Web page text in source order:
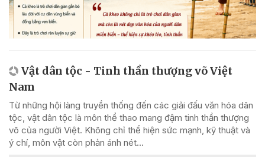
Vật dân tộc - Tinh thần thượng võ Việt
Nam
Từ những hội làng truyền thống đến các giải đấu văn hóa dân
tộc, vật dân tộc là môn thể thao mang đậm tinh thần thượng
võ của người Việt. Không chỉ thể hiện sức mạnh, kỹ thuật và
ý chí, môn vật còn phản ánh nét...